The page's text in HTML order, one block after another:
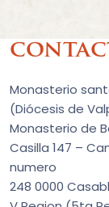
Monasterio
(Diócesis de
Monasterio de
Casilla 147 –
numero
248 0000